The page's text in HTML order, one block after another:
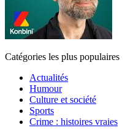
Catégories les plus populaires
Actualités
Humour
Culture et société
Sports
Crime : histoires vraies